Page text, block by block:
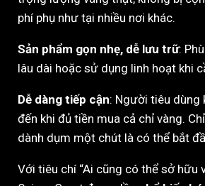
phí phụ như tại nhiều nơi khác.
Sản phẩm gọn nhẹ, dễ lưu trữ:
lâu dài hoặc sử dụng linh hoạt khi
Dễ dàng tiếp cận: Người tiêu dùng
đến khi đủ tiền mua cả chỉ vàng.
dành dụm một chút là có thể bắt
Với tiêu chí “Ai cũng có thể sở hữu